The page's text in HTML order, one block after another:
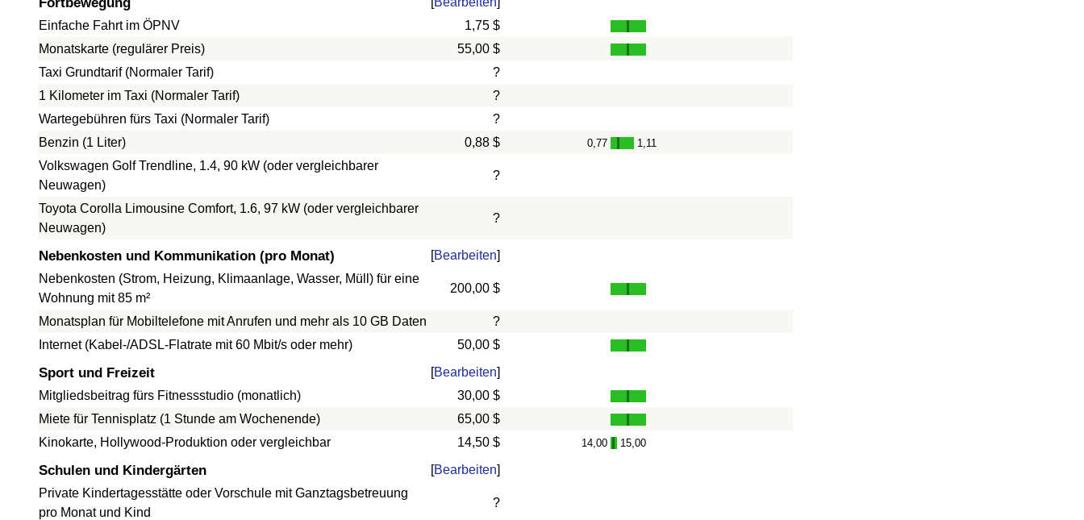
Einfache Fahrt im ÖPNV
1,75 $
Monatskarte (regulärer Preis)
55,00 $
Taxi Grundtarif (Normaler Tarif)
?
1 Kilometer im Taxi (Normaler Tarif)
?
Wartegebühren fürs Taxi (Normaler Tarif)
?
Benzin (1 Liter)
0,88 $ 0,77 - 1,11
Volkswagen Golf Trendline, 1.4, 90 kW (oder vergleichbarer
Neuwagen)
?
Toyota Corolla Limousine Comfort, 1.6, 97 kW (oder vergleichbarer
Neuwagen)
?
Nebenkosten und Kommunikation (pro Monat) [Bearbeiten]
Nebenkosten (Strom, Heizung, Klimaanlage, Wasser, Müll) für eine
Wohnung mit 85 m²
200,00 $
Monatsplan für Mobiltelefone mit Anrufen und mehr als 10 GB Daten
?
Internet (Kabel-/ADSL-Flatrate mit 60 Mbit/s oder mehr)
50,00 $
Sport und Freizeit [Bearbeiten]
Mitgliedsbeitrag fürs Fitnessstudio (monatlich)
30,00 $
Miete für Tennisplatz (1 Stunde am Wochenende)
65,00 $
Kinokarte, Hollywood-Produktion oder vergleichbar
14,50 $ 14,00 - 15,00
Schulen und Kindergärten [Bearbeiten]
Private Kindertagesstätte oder Vorschule mit Ganztagsbetreuung
pro Monat und Kind
?